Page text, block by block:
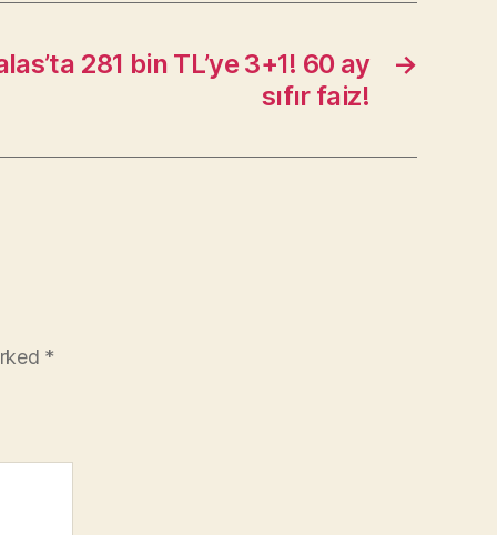
→
281 bin TL’ye 3+1! 60 ay
sıfır faiz!
*